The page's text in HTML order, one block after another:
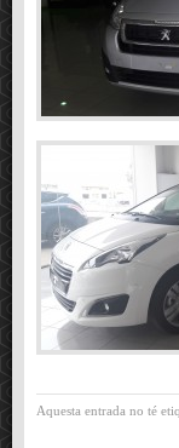
Aquesta entrada no té